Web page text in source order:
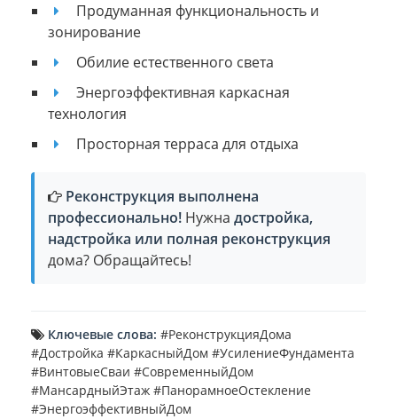
Продуманная функциональность и
зонирование
Обилие естественного света
Энергоэффективная каркасная
технология
Просторная терраса для отдыха
Реконструкция выполнена
профессионально! Нужна достройка,
надстройка или полная реконструкция
дома? Обращайтесь!
Ключевые слова: #РеконструкцияДома
#Достройка #КаркасныйДом #УсилениеФундамента
#ВинтовыеСваи #СовременныйДом
#МансардныйЭтаж #ПанорамноеОстекление
#ЭнергоэффективныйДом